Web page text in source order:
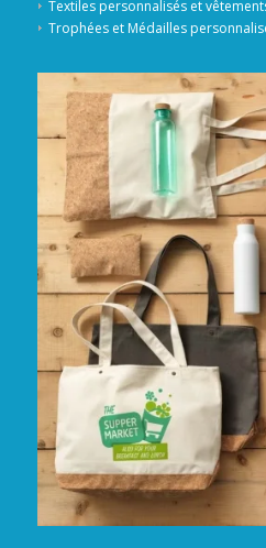
Textiles personnalisés et
Trophées et Médailles